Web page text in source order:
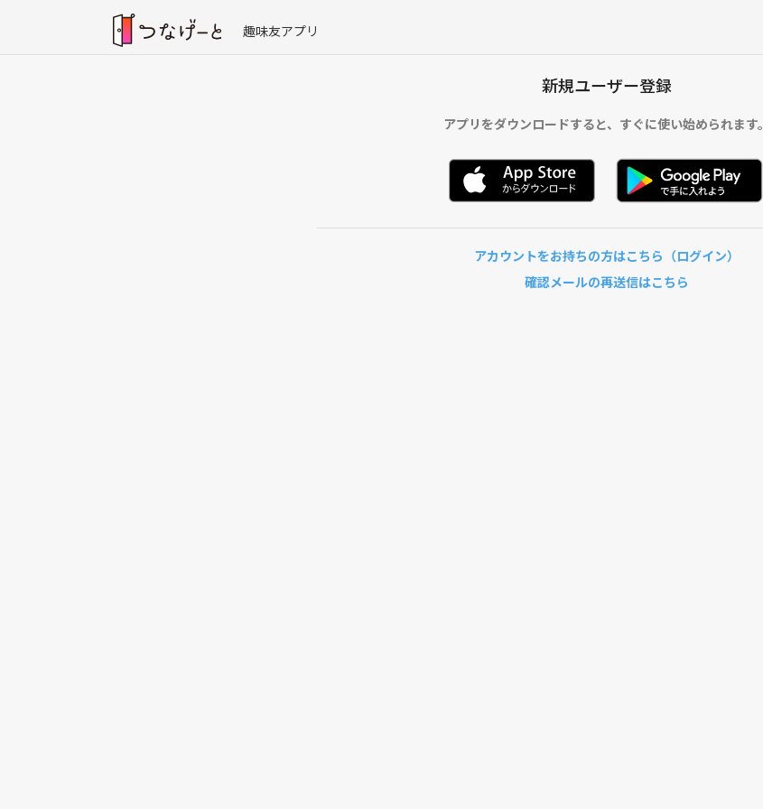
趣味友アプリ
新規ユーザー登録
アプリをダウンロードすると、 すぐに使い始められます。
アカウントをお持ちの方はこちら（ログイン）
確認メールの再送信はこちら